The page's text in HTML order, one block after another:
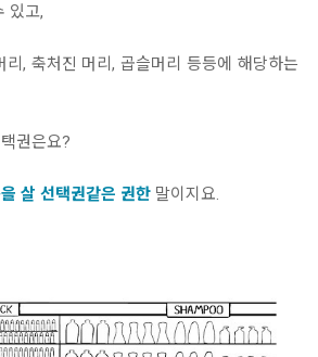
있고,
, 축처진 머리, 곱슬머리 등등에 해당하는
권은요?
살 선택권같은 권한 말이지요.